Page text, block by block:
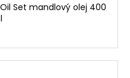
Set mandlový olej 400